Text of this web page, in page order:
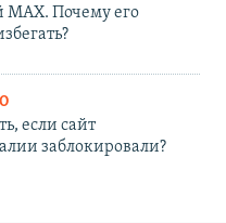
Почему его
если сайт
заблокировали?